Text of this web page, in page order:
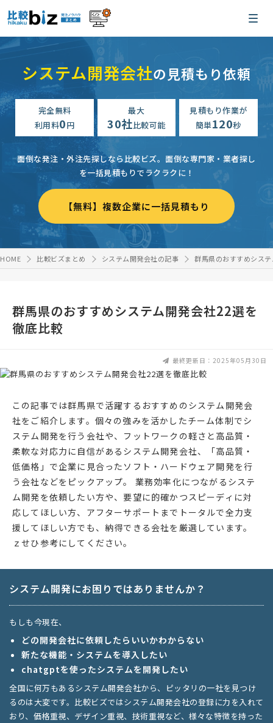
システム開発会社の見積もり依頼
完全無料
利用料0円
最大
30社比較可能
見積もり作業が
簡単120秒
面倒な発注・外注先探しなら比較ビズ。 面倒な専門家・業者探し
を一括見積もりでラクラクに！
【無料】複数企業に一括見積もり
HOME 比較ビズまとめ システム開発会社の記事 群馬県のおすすめシス
群馬県のおすすめシステム開発会社22選を
徹底比較
最終更新日：2025年05月30日
この記事では群馬県で活躍するおすすめのシステム開発会
社をご紹介します。個々の強みを活かしたチーム体制でシ
ステム開発を行う会社や、フットワークの軽さと高品質・
柔軟な対応力に自信があるシステム開発会社、「高品質・
低価格」で企業に見合ったソフト・ハードウェア開発を行
う会社などをピックアップ。 業務効率化につながるシステ
ム開発を依頼したい方や、要望に的確かつスピーディに対
応してほしい方、アフターサポートまでトータルで全力支
援してほしい方でも、納得できる会社を厳選しています。
ｚせひ参考にしてください。
システム開発にお困りではありませんか？
もしも今現在、
どの開発会社に依頼したらいいかわからない
新たな機能・システムを導入したい
chatgptを使ったシステムを開発したい
全国に何万もあるシステム開発会社から、ピッタリの一社を見つけ
るのは大変です。比較ビズではシステム開発会社の登録に力を入れて
おり、価格重視、デザイン重視、技術重視など、様々な特徴を持った